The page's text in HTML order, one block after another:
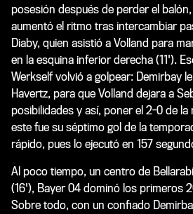
posesión después de perder el
aumentó el ritmo tras intercambiar
Diaby, quien asistió a Volland para
en la esquina inferior derecha (11').
Werkself volvió a golpear: Demirbay
Havertz, para que Volland dejara a
posibilidades y así, poner el 2-0 de la
este fue su séptimo gol de la
rápido, pues lo ejecutó en 157
Al poco tiempo, un centro de
(16'), Bayer 04 dominó los primeros
Sobre todo, con un confiado